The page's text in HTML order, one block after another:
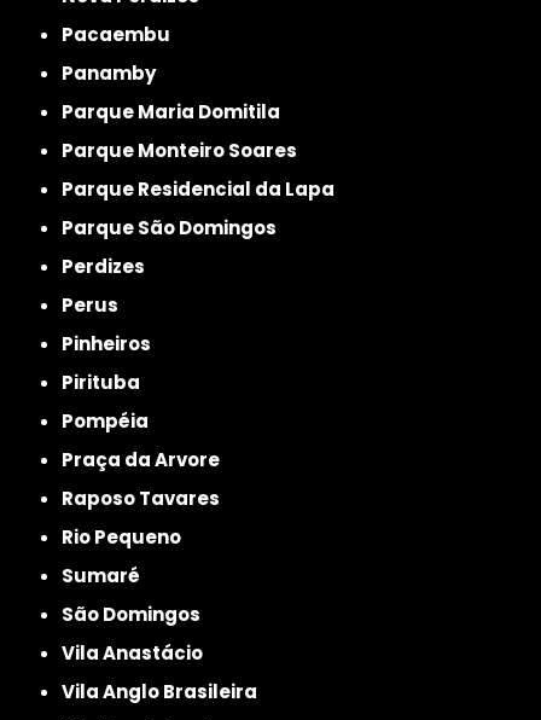
Pacaembu
Panamby
Parque Maria Domitila
Parque Monteiro Soares
Parque Residencial da Lapa
Parque São Domingos
Perdizes
Perus
Pinheiros
Pirituba
Pompéia
Praça da Arvore
Raposo Tavares
Rio Pequeno
Sumaré
São Domingos
Vila Anastácio
Vila Anglo Brasileira